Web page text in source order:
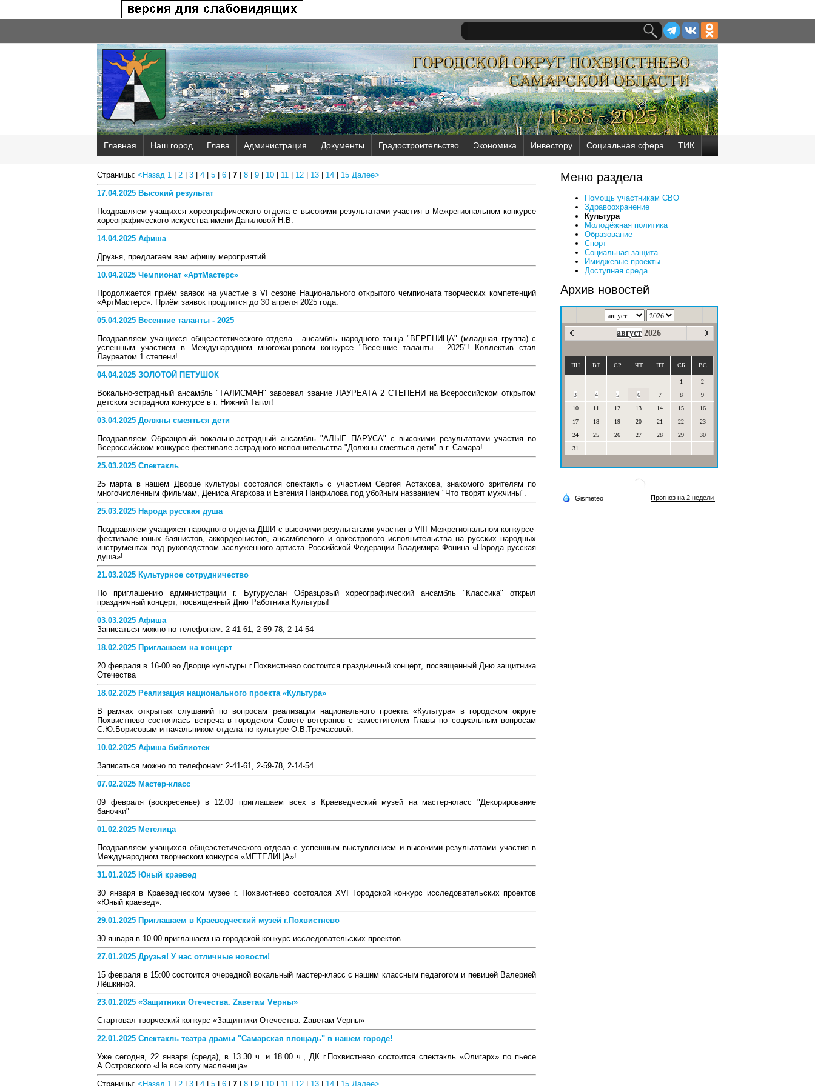
Главная Наш город Глава Администрация Документы Градостроительство Экономика Инвестору Социальная сфера ТИК
Страницы: <Назад 1 2 3 4 5 6 7 8 9 10 11 12 13 14 15 Далее>
17.04.2025 Высокий результат
Поздравляем учащихся хореографического отдела с высокими результатами участия в Межрегиональном конкурсе
хореографического искусства имени Даниловой Н.В.
14.04.2025 Афиша
Друзья, предлагаем вам афишу мероприятий
10.04.2025 Чемпионат «АртМастерс»
Продолжается приём заявок на участие в VI сезоне Национального открытого чемпионата творческих компетенций
«АртМастерс». Приём заявок продлится до 30 апреля 2025 года.
05.04.2025 Весенние таланты - 2025
Поздравляем учащихся общеэстетического отдела - ансамбль народного танца "ВЕРЕНИЦА" (младшая группа) с
успешным участием в Международном многожанровом конкурсе "Весенние таланты - 2025"! Коллектив стал
Лауреатом 1 степени!
04.04.2025 ЗОЛОТОЙ ПЕТУШОК
Вокально-эстрадный ансамбль "ТАЛИСМАН" завоевал звание ЛАУРЕАТА 2 СТЕПЕНИ на Всероссийском открытом
детском эстрадном конкурсе в г. Нижний Тагил!
03.04.2025 Должны смеяться дети
Поздравляем Образцовый вокально-эстрадный ансамбль "АЛЫЕ ПАРУСА" с высокими результатами участия во
Всероссийском конкурсе-фестивале эстрадного исполнительства "Должны смеяться дети" в г. Самара!
25.03.2025 Спектакль
25 марта в нашем Дворце культуры состоялся спектакль с участием Сергея Астахова, знакомого зрителям по
многочисленным фильмам, Дениса Агаркова и Евгения Панфилова под убойным названием "Что творят мужчины".
25.03.2025 Народа русская душа
Поздравляем учащихся народного отдела ДШИ с высокими результатами участия в VIII Межрегиональном конкурсе-
фестивале юных баянистов, аккордеонистов, ансамблевого и оркестрового исполнительства на русских народных
инструментах под руководством заслуженного артиста Российской Федерации Владимира Фонина «Народа русская
душа»!
21.03.2025 Культурное сотрудничество
По приглашению администрации г. Бугуруслан Образцовый хореографический ансамбль "Классика" открыл
праздничный концерт, посвященный Дню Работника Культуры!
03.03.2025 Афиша
Записаться можно по телефонам: 2-41-61, 2-59-78, 2-14-54
18.02.2025 Приглашаем на концерт
20 февраля в 16-00 во Дворце культуры г.Похвистнево состоится праздничный концерт, посвященный Дню защитника
Отечества
18.02.2025 Реализация национального проекта «Культура»
В рамках открытых слушаний по вопросам реализации национального проекта «Культура» в городском округе
Похвистнево состоялась встреча в городском Совете ветеранов с заместителем Главы по социальным вопросам
С.Ю.Борисовым и начальником отдела по культуре О.В.Тремасовой.
10.02.2025 Афиша библиотек
Записаться можно по телефонам: 2-41-61, 2-59-78, 2-14-54
07.02.2025 Мастер-класс
09 февраля (воскресенье) в 12:00 приглашаем всех в Краеведческий музей на мастер-класс "Декорирование
баночки"
01.02.2025 Метелица
Поздравляем учащихся общеэстетического отдела с успешным выступлением и высокими результатами участия в
Международном творческом конкурсе «МЕТЕЛИЦА»!
31.01.2025 Юный краевед
30 января в Краеведческом музее г. Похвистнево состоялся ХVI Городской конкурс исследовательских проектов
«Юный краевед».
29.01.2025 Приглашаем в Краеведческий музей г.Похвистнево
30 января в 10-00 приглашаем на городской конкурс исследовательских проектов
27.01.2025 Друзья! У нас отличные новости!
15 февраля в 15:00 состоится очередной вокальный мастер-класс с нашим классным педагогом и певицей Валерией
Лёшкиной.
23.01.2025 «Защитники Отечества. Zаветам Vерны»
Стартовал творческий конкурс «Защитники Отечества. Zаветам Vерны»
22.01.2025 Спектакль театра драмы "Самарская площадь" в нашем городе!
Уже сегодня, 22 января (среда), в 13.30 ч. и 18.00 ч., ДК г.Похвистнево состоится спектакль «Олигарх» по пьесе
А.Островского «Не все коту масленица».
Страницы: <Назад 1 2 3 4 5 6 7 8 9 10 11 12 13 14 15 Далее>
Меню раздела
Помощь участникам СВО
Здравоохранение
Культура
Молодёжная политика
Образование
Спорт
Социальная защита
Имиджевые проекты
Доступная среда
Архив новостей
август 2026
ПН ВТ СР ЧТ ПТ СБ ВС
1
2
3
4 5 6 7 8
9
10
11 12 13 14 15
16
17
18 19 20 21 22
23
24
25 26 27 28 29
30
31